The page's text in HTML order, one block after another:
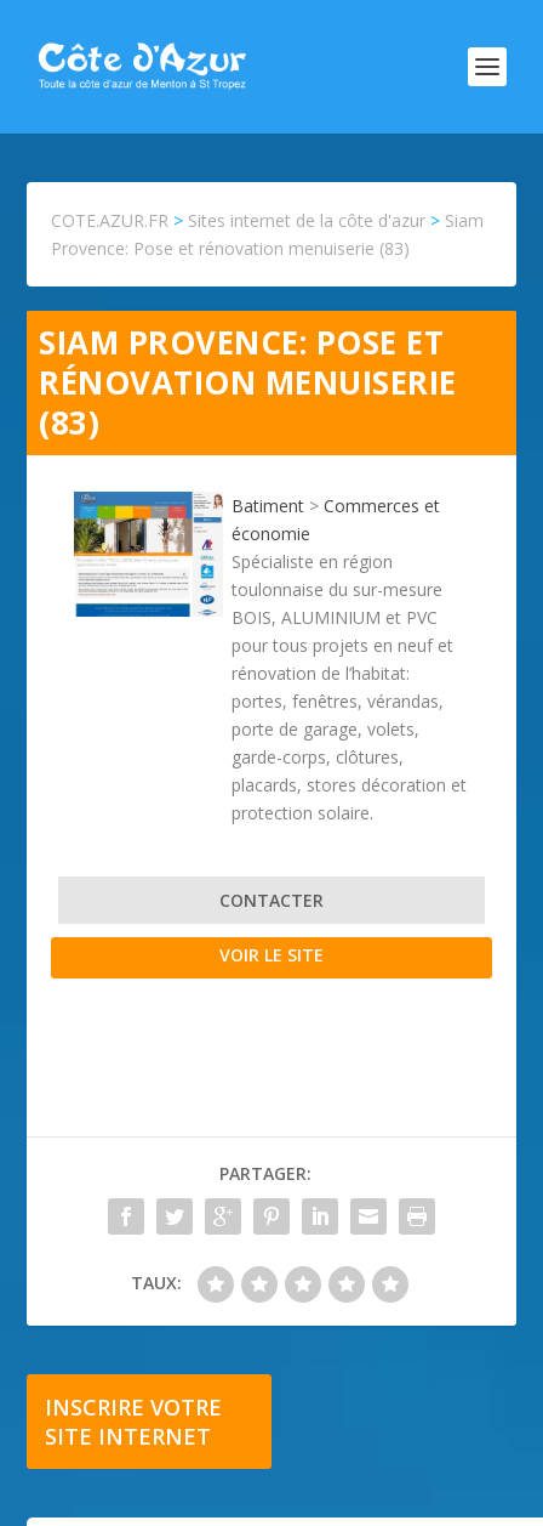
COTE.AZUR.FR > Sites internet de la côte d'azur > Siam
Provence: Pose et rénovation menuiserie (83)
SIAM PROVENCE: POSE ET
RÉNOVATION MENUISERIE
(83)
Batiment >Commerces et
économie
Spécialiste en région
toulonnaise du sur-mesure
BOIS, ALUMINIUM et PVC
pour tous projets en neuf et
rénovation de l’habitat:
portes, fenêtres, vérandas,
porte de garage, volets,
garde-corps, clôtures,
placards, stores décoration et
protection solaire.
CONTACTER
VOIR LE SITE
PARTAGER:
TAUX:
INSCRIRE VOTRE
SITE INTERNET